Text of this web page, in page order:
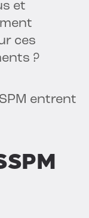
et
ces
?
entrent